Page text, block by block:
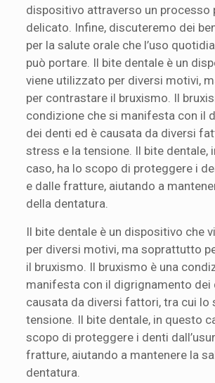
dispositivo attraverso un processo
delicato. Infine, discuteremo dei
per la salute orale che l’uso
può portare. Il bite dentale è un
viene utilizzato per diversi motivi,
per contrastare il bruxismo. Il
condizione che si manifesta con il
dei denti ed è causata da diversi
stress e la tensione. Il bite dentale,
caso, ha lo scopo di proteggere i
e dalle fratture, aiutando a
della dentatura.
Il bite dentale è un dispositivo che
per diversi motivi, ma soprattutto
il bruxismo. Il bruxismo è una
manifesta con il digrignamento dei
causata da diversi fattori, tra cui lo
tensione. Il bite dentale, in questo
scopo di proteggere i denti
fratture, aiutando a mantenere la
dentatura.